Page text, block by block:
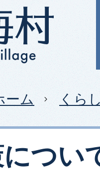
ーム くら
つい